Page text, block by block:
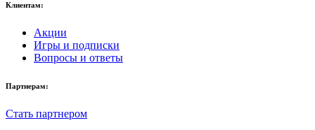
Клиентам:
Акции
Игры и подписки
Вопросы и ответы
Партнерам:
Стать партнером